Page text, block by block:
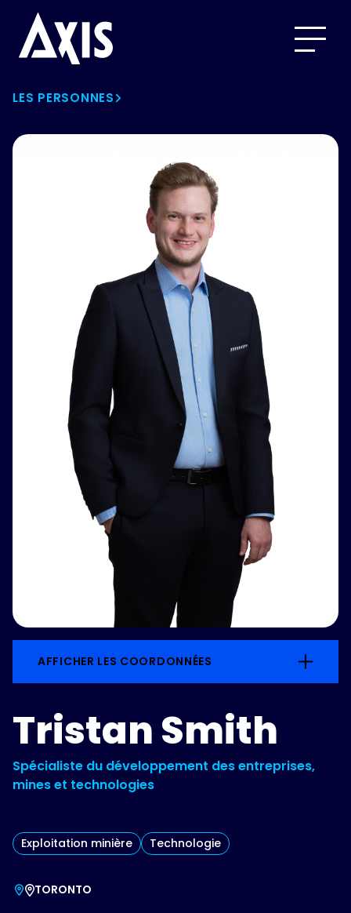
LES PERSONNES
AFFICHER LES COORDONNÉES
Tristan Smith
Spécialiste du développement des entreprises,
mines et technologies
Exploitation minière Technologie
TORONTO